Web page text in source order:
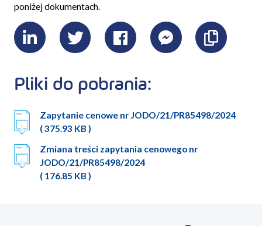
poniżej dokumentach.
LinkedInTwitterFacebookMessenger
Pliki do pobrania:
Zapytanie cenowe nr JODO/21/PR85498/2024
( 375.93 KB )
Zmiana treści zapytania cenowego nr
JODO/21/PR85498/2024
( 176.85 KB )